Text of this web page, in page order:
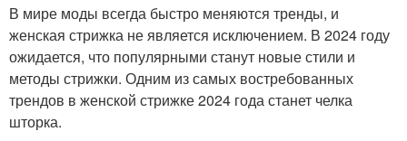
В мире моды всегда быстро меняются тренды, и
женская стрижка не является исключением. В 2024 году
ожидается, что популярными станут новые стили и
методы стрижки. Одним из самых востребованных
трендов в женской стрижке 2024 года станет челка
шторка.